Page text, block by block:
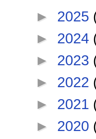
► 2025
► 2024
► 2023
► 2022
► 2021
► 2020